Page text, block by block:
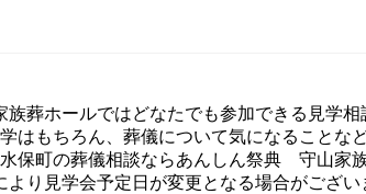
葬ホールではどなたでも参加できる見学相
はもちろん、葬儀について気になることな
保町の葬儀相談ならあんしん祭典 守山家
り見学会予定日が変更となる場合がござい